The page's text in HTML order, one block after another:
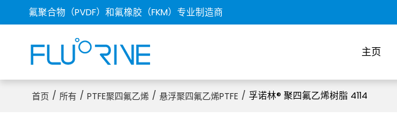
氟聚合物（PVDF）和氟橡胶（FKM）专业制造商
主页
首页 / 所有 / PTFE聚四氟乙烯 / 悬浮聚四氟乙烯PTFE / 孚诺林® 聚四氟乙烯树脂 4114